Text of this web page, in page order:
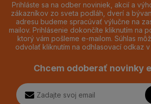
Prihláste sa na odber noviniek, akcií a
zákazníkov zo sveta podláh, dverí a
adresu budeme spracúvať výlučne na
mailov. Prihlásenie dokončíte kliknutím na
ktorý vám pošleme e-mailom. Súhlas
odvolať kliknutím na odhlasovací odkaz
Chcem odoberať novinky